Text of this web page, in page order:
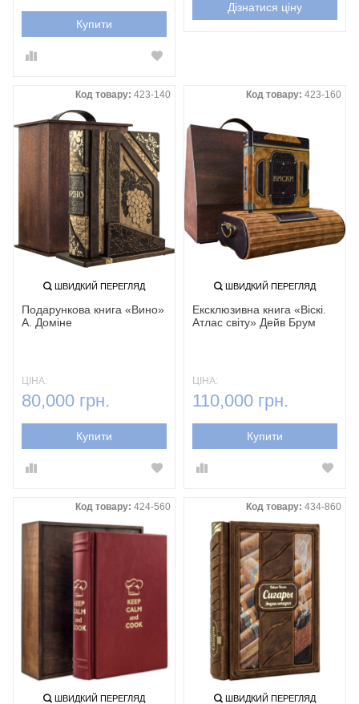
Купити
Дізнатися ціну
Код товару: 423-140
ШВИДКИЙ ПЕРЕГЛЯД
Подарункова книга «Вино»
А. Доміне
ЦІНА:
80,000 грн.
Купити
Код товару: 423-160
ШВИДКИЙ ПЕРЕГЛЯД
Ексклюзивна книга «Віскі.
Атлас світу» Дейв Брум
ЦІНА:
110,000 грн.
Купити
Код товару: 424-560
ШВИДКИЙ ПЕРЕГЛЯД
Код товару: 434-860
ШВИДКИЙ ПЕРЕГЛЯД